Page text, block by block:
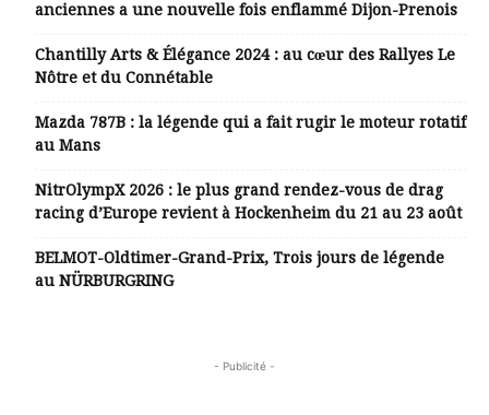
anciennes a une nouvelle fois enflammé Dijon-Prenois
Chantilly Arts & Élégance 2024 : au cœur des Rallyes Le
Nôtre et du Connétable
Mazda 787B : la légende qui a fait rugir le moteur rotatif
au Mans
NitrOlympX 2026 : le plus grand rendez-vous de drag
racing d’Europe revient à Hockenheim du 21 au 23 août
BELMOT-Oldtimer-Grand-Prix, Trois jours de légende
au NÜRBURGRING
- Publicité -